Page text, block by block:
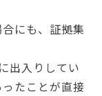
にも、証拠集
出入りしてい
たことが直接